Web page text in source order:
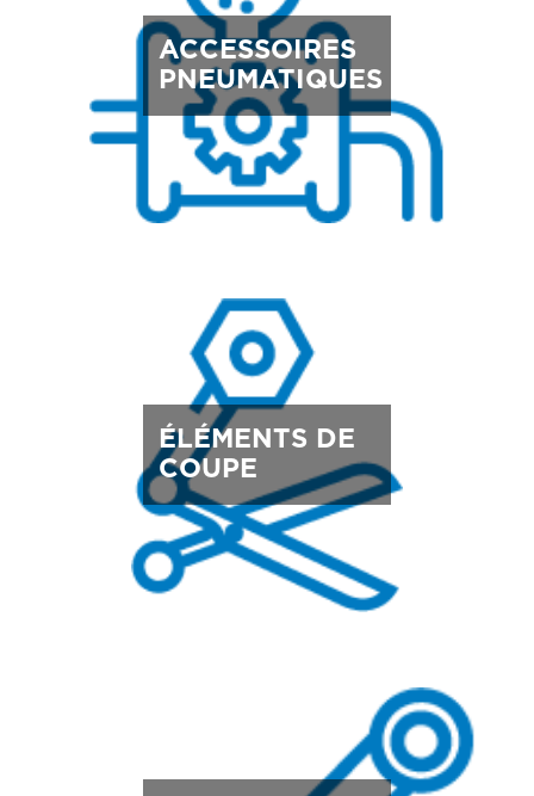
ACCESSOIRES
PNEUMATIQUES
ÉLÉMENTS DE
COUPE